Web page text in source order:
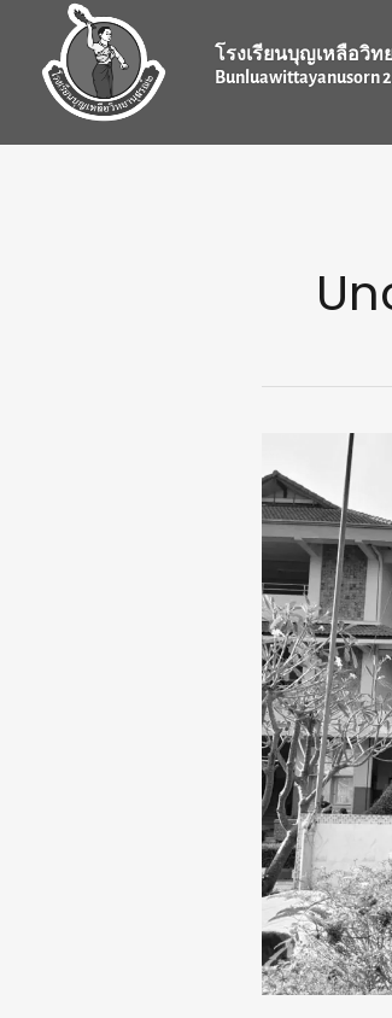
content
โรงเรียนบุญเหลือวิ
Bunluawittayanusorn 2
สร้าง
ชื่อ
คว้า
รางวัล
เหรียญ
ทอง
การ
แข่งขัน
วิชาการ
ด้าน
โครส
ร้าง
สาย
งาน
วิศวกรรม
โยธา
ชิง